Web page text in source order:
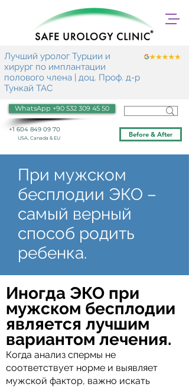
Лучший уролог Турции и
хирург по имплантации
полового члена | доц. Проф. д-р
Тункай ТАС
+1 604 849 09 70
USA, Canada & EU
WhatsApp +90 532 309 45 50
Before & After
При мужском
бесплодии ЭКО –
самый верный
способ родить
ребенка.
Иногда ЭКО при
мужском бесплодии
является лучшим
вариантом лечения.
Когда анализ спермы не
соответствует норме и выявляет
мужской фактор, важно искать